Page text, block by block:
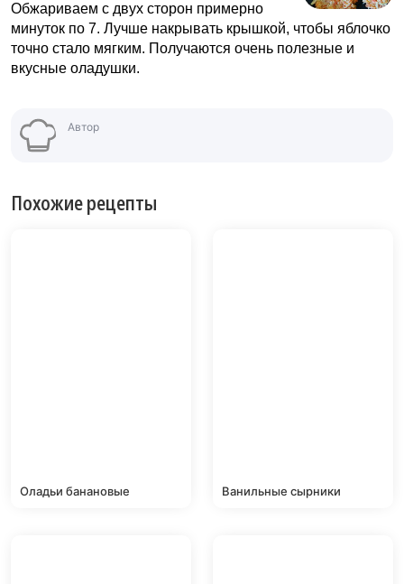
Обжариваем с двух сторон примерно
минуток по 7. Лучше накрывать крышкой, чтобы яблочко
точно стало мягким. Получаются очень полезные и
вкусные оладушки.
Автор
Похожие рецепты
Оладьи банановые Ванильные сырники